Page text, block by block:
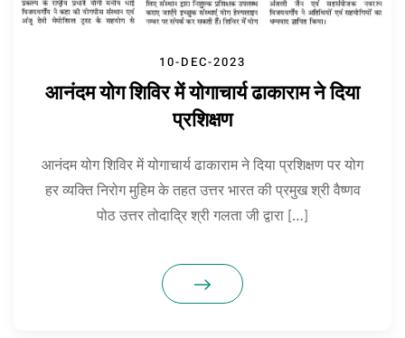
10-DEC-2023
आनंदम योग शिविर में योगाचार्य ढाकाराम ने दिया
प्रशिक्षण
आनंदम योग शिविर में योगाचार्य ढाकाराम ने दिया प्रशिक्षण पर योग
हर व्यक्ति निरोग मुहिम के तहत उत्तर भारत की प्रमुख श्री वैष्णव
पोठ उत्तर तोदाद्रि श्री गलता जी द्वारा […]